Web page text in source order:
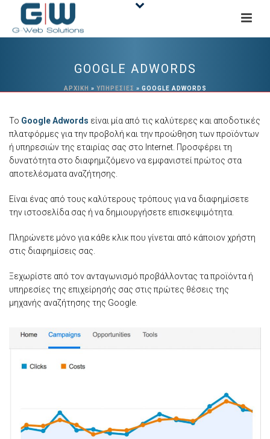
GOOGLE ADWORDS
ΑΡΧΙΚΉ » ΥΠΗΡΕΣΙΕΣ » GOOGLE ADWORDS
Το Google Adwords είναι μία από τις καλύτερες και αποδοτικές
πλατφόρμες για την προβολή και την προώθηση των προϊόντων
ή υπηρεσιών της εταιρίας σας στο Internet. Προσφέρει τη
δυνατότητα στο διαφημιζόμενο να εμφανιστεί πρώτος στα
αποτελέσματα αναζήτησης.
Είναι ένας από τους καλύτερους τρόπους για να διαφημίσετε
την ιστοσελίδα σας ή να δημιουργήσετε επισκεψιμότητα.
Πληρώνετε μόνο για κάθε κλικ που γίνεται από κάποιον χρήστη
στις διαφημίσεις σας.
Ξεχωρίστε από τον ανταγωνισμό προβάλλοντας τα προϊόντα ή
υπηρεσίες της επιχείρησής σας στις πρώτες θέσεις της
μηχανής αναζήτησης της Google.